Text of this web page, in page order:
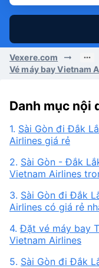
Vexere.com
Vé máy bay Vietnam
Danh mục nội
1. Sài Gòn đi Đắk
Airlines giá rẻ
2. Sài Gòn - Đắk
Vietnam Airlines
3. Sài Gòn đi Đắk
Airlines có giá rẻ
4.Đặt vé máy bay
Vietnam Airlines
5. Sài Gòn đi Đắk